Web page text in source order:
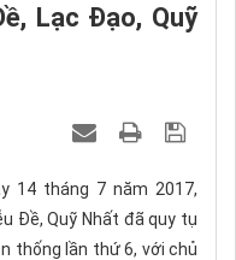
Lạc Đạo, Quỹ
14 tháng 7 năm 2017,
Đề, Quỹ Nhất đã quy tụ
thống lần thứ 6, với chủ